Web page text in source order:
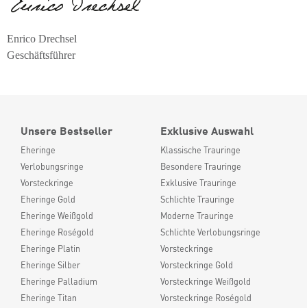
Enrico Drechsel
Geschäftsführer
Unsere Bestseller
Eheringe
Verlobungsringe
Vorsteckringe
Eheringe Gold
Eheringe Weißgold
Eheringe Roségold
Eheringe Platin
Eheringe Silber
Eheringe Palladium
Eheringe Titan
Exklusive Auswahl
Klassische Trauringe
Besondere Trauringe
Exklusive Trauringe
Schlichte Trauringe
Moderne Trauringe
Schlichte Verlobungsringe
Vorsteckringe
Vorsteckringe Gold
Vorsteckringe Weißgold
Vorsteckringe Roségold